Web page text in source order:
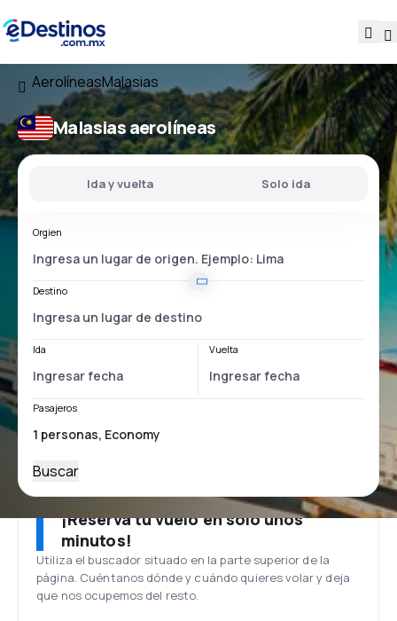
AerolíneasMalasias
Malasias aerolíneas
Ida y vuelta Solo ida
Orgien
Destino
Ida Vuelta
Pasajeros
Buscar
¡Reserva tu vuelo en solo unos
minutos!
Utiliza el buscador situado en la parte superior de la
página. Cuéntanos dónde y cuándo quieres volar y deja
que nos ocupemos del resto.